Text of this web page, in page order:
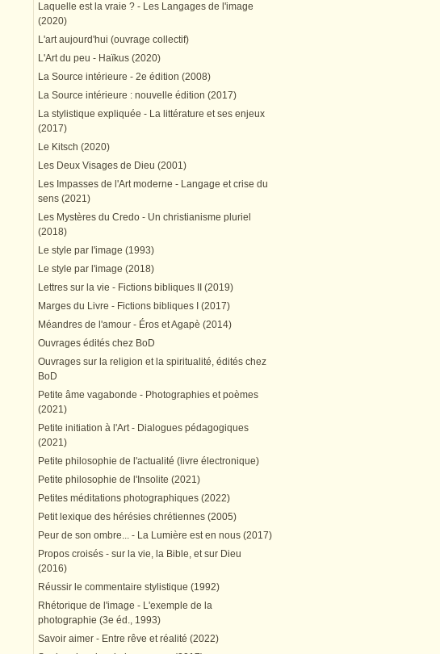
Laquelle est la vraie ? - Les Langages de l'image
(2020)
L'art aujourd'hui (ouvrage collectif)
L'Art du peu - Haïkus (2020)
La Source intérieure - 2e édition (2008)
La Source intérieure : nouvelle édition (2017)
La stylistique expliquée - La littérature et ses enjeux
(2017)
Le Kitsch (2020)
Les Deux Visages de Dieu (2001)
Les Impasses de l'Art moderne - Langage et crise du
sens (2021)
Les Mystères du Credo - Un christianisme pluriel
(2018)
Le style par l'image (1993)
Le style par l'image (2018)
Lettres sur la vie - Fictions bibliques II (2019)
Marges du Livre - Fictions bibliques I (2017)
Méandres de l'amour - Éros et Agapè (2014)
Ouvrages édités chez BoD
Ouvrages sur la religion et la spiritualité, édités chez
BoD
Petite âme vagabonde - Photographies et poèmes
(2021)
Petite initiation à l'Art - Dialogues pédagogiques
(2021)
Petite philosophie de l'actualité (livre électronique)
Petite philosophie de l'Insolite (2021)
Petites méditations photographiques (2022)
Petit lexique des hérésies chrétiennes (2005)
Peur de son ombre... - La Lumière est en nous (2017)
Propos croisés - sur la vie, la Bible, et sur Dieu
(2016)
Réussir le commentaire stylistique (1992)
Rhétorique de l'image - L'exemple de la
photographie (3e éd., 1993)
Savoir aimer - Entre rêve et réalité (2022)